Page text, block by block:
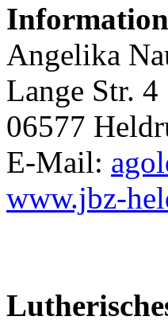
Angelika
Lange Str. 4
06577
E-Mail:
www.jbz-